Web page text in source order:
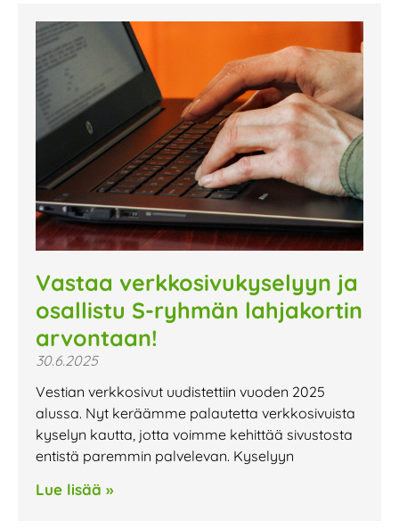
Vastaa verkkosivukyselyyn ja
osallistu S-ryhmän lahjakortin
arvontaan!
30.6.2025
Vestian verkkosivut uudistettiin vuoden 2025
alussa. Nyt keräämme palautetta verkkosivuista
kyselyn kautta, jotta voimme kehittää sivustosta
entistä paremmin palvelevan. Kyselyyn
Lue lisää »